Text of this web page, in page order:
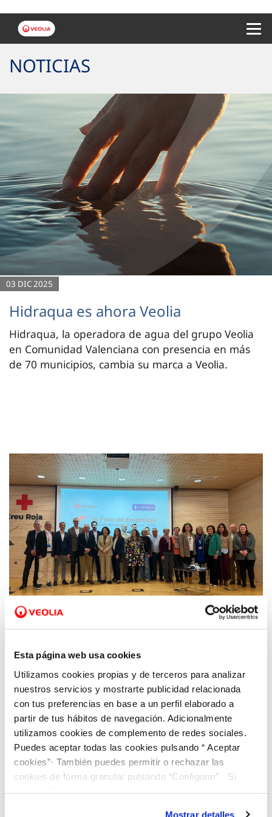
Esta página web usa cookies
Utilizamos cookies propias y de terceros para analizar
nuestros servicios y mostrarte publicidad relacionada
con tus preferencias en base a un perfil elaborado a
partir de tus hábitos de navegación. Adicionalmente
utilizamos cookies de complemento de redes sociales.
Puedes aceptar todas las cookies pulsando “ Aceptar
cookies”· También puedes permitir o rechazar las
cookies de forma granular pulsando “Configurar”. Si
Mostrar detalles
NOTICIAS
03 DIC 2025
Hidraqua es ahora Veolia
Hidraqua, la operadora de agua del grupo Veolia
en Comunidad Valenciana con presencia en más
de 70 municipios, cambia su marca a Veolia.
06 MAR 2025
conclusiones del III Foro de Empresas que
inciden en la necesidad de reforzar la
colaboración entre el sector público y
privado